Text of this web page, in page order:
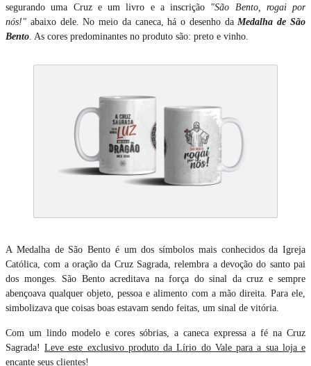
segurando uma Cruz e um livro e a inscrição "São Bento, rogai por
nós!" abaixo dele. No meio da caneca, há o desenho daMedalha de São
Bento. As cores predominantes no produto são: preto e vinho.
A Medalha de São Bento é um dos símbolos mais conhecidos da Igreja
Católica, com a oração da Cruz Sagrada, relembra a devoção do santo pai
dos monges. São Bento acreditava na força do sinal da cruz e sempre
abençoava qualquer objeto, pessoa e alimento com a mão direita. Para ele,
simbolizava que coisas boas estavam sendo feitas, um sinal de vitória.
Com um lindo modelo e cores sóbrias, a caneca expressa a fé na Cruz
Sagrada!Leve este exclusivo produto da Lírio do Vale para a sua loja e
encante seus clientes!